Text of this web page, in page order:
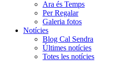
Ara és Temps
Per Regalar
Galeria fotos
Notícies
Blog Cal Sendra
Últimes notícies
Totes les notícies